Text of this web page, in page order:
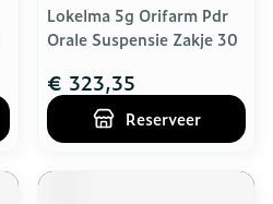
Lokelma 5g Orifarm Pdr
Orale Suspensie Zakje 30
€ 323,35
Reserveer